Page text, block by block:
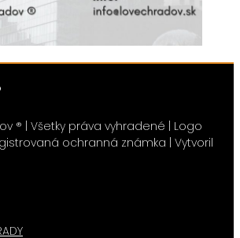
® | Všetky práva vyhradené | Logo
ochranná známka | Vytvoril